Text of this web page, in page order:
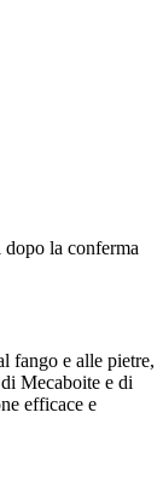
la conferma
fango e alle pietre,
Mecaboite e di
efficace e